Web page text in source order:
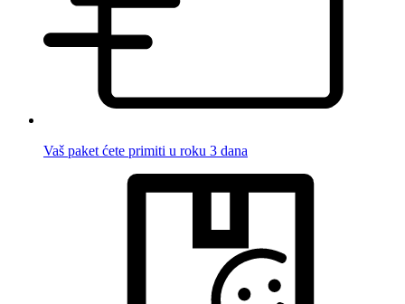
Vaš paket ćete primiti u roku 3 dana